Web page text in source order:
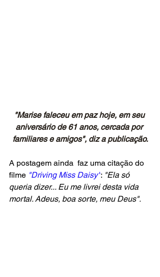
"Marise faleceu em paz hoje, em seu
aniversário de 61 anos, cercada por
familiares e amigos", diz a publicação.
A postagem ainda  faz uma citação do
filme "Driving Miss Daisy": "Ela só
queria dizer... Eu me livrei desta vida
mortal. Adeus, boa sorte, meu Deus".